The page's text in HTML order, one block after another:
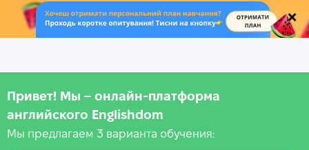
.
Привет! Мы – онлайн‑платформа
английского Englishdom
Мы предлагаем 3 варианта обучения: